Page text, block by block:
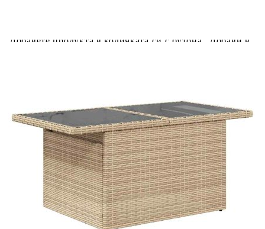
Добавете продукта в количката си с бутона "Добави в
количката" и при поръчка ще можете да изберете броя
вноски на кредита.
Предоставената таблица е с информационна цел.
Добавете продукта в количката си с бутона "Добави в
количката" и при поръчка ще можете да изберете броя
вноски на кредита.
Когато плащате с NewPay, всъщност NewPay плаща
поръчката Ви вместо Вас. Вие я получавате и
разполагате с три начина да я платите към тях: